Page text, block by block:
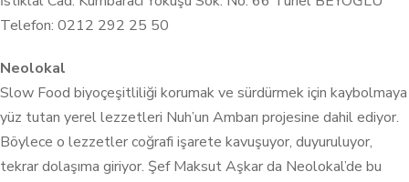
Telefon: 0212 292 25 50
Neolokal
Slow Food biyoçeşitliliği korumak ve sürdürmek için kaybolmaya
yüz tutan yerel lezzetleri Nuh’un Ambarı projesine dahil ediyor.
Böylece o lezzetler coğrafi işarete kavuşuyor, duyuruluyor,
tekrar dolaşıma giriyor. Şef Maksut Aşkar da Neolokal’de bu